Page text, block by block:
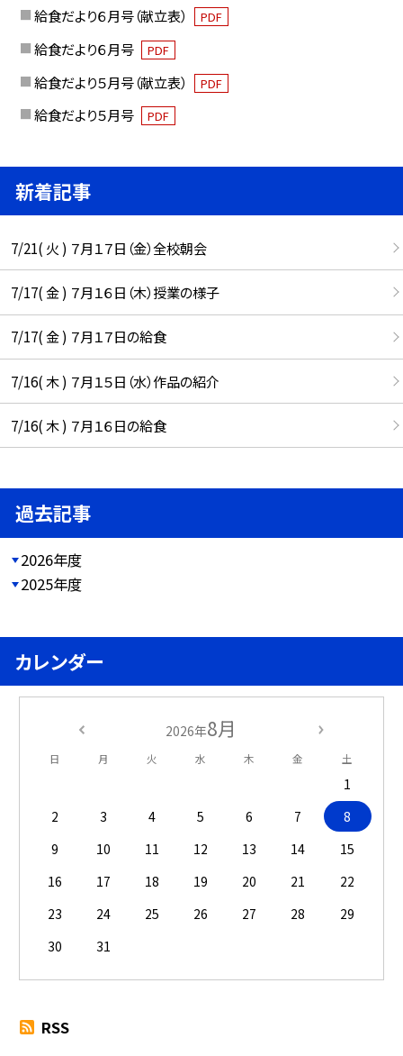
給食だより６月号（献立表）
PDF
給食だより６月号 PDF
給食だより５月号（献立表） PDF
給食だより５月号 PDF
新着記事
7/21( 火 ) ７月１７日（金）全校朝会
7/17( 金 ) ７月１６日（木）授業の様子
7/17( 金 ) ７月１７日の給食
7/16( 木 ) ７月１５日（水）作品の紹介
7/16( 木 ) ７月１６日の給食
過去記事
2026年度
2025年度
カレンダー
2026年8月
日 月 火 水 木 金 土
1
2
3 4 5 6 7
8
9
10 11 12 13 14
15
16
17 18 19 20 21
22
23
24 25 26 27 28
29
30
31
RSS